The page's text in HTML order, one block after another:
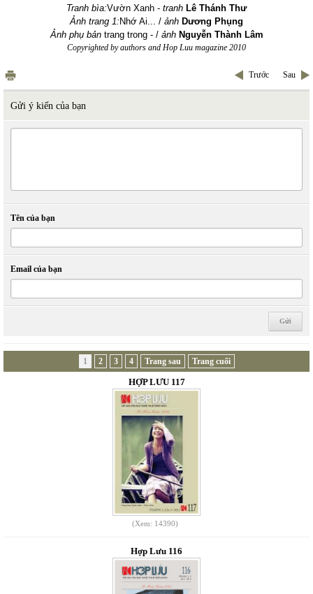
Tranh bìa:Vườn Xanh - tranh Lê Thánh Thư
Ảnh trang 1: Nhớ Ai... / ảnh Dương Phụng
Ảnh phụ bảntrang trong - / ảnh Nguyễn Thành Lâm
Copyrighted by authors and Hop Luu magazine 2010
Trước Sau
Gửi ý kiến của bạn
Tên của bạn
Email của bạn
1 2 3 4 Trang sau Trang cuối
HỢP LƯU 117
(Xem: 14390)
Hợp Lưu 116